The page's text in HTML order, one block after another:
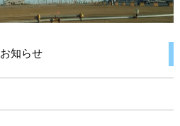
お知らせ